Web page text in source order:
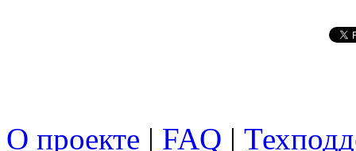
О проекте | FAQ |